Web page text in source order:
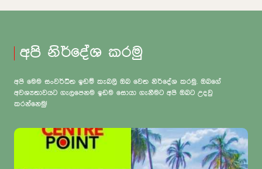
අපි නිර්දේශ කරමු
අපි මෙම සංවර්ධිත ඉඩම් කැබලි ඔබ වෙත නිර්දේශ කරමු. ඔබගේ
අවශ්‍යතාවයට ගැලපෙනම ඉඩම සොයා ගැනීමට අපි ඔබට උදවු
කරන්නෙමු!